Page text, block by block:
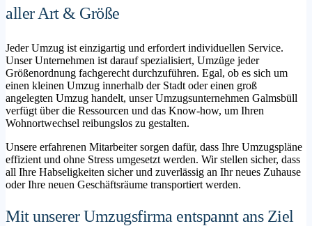
aller Art & Größe
Jeder Umzug ist einzigartig und erfordert individuellen Service.
Unser Unternehmen ist darauf spezialisiert, Umzüge jeder
Größenordnung fachgerecht durchzuführen. Egal, ob es sich um
einen kleinen Umzug innerhalb der Stadt oder einen groß
angelegten Umzug handelt, unser Umzugsunternehmen Galmsbüll
verfügt über die Ressourcen und das Know-how, um Ihren
Wohnortwechsel reibungslos zu gestalten.
Unsere erfahrenen Mitarbeiter sorgen dafür, dass Ihre Umzugspläne
effizient und ohne Stress umgesetzt werden. Wir stellen sicher, dass
all Ihre Habseligkeiten sicher und zuverlässig an Ihr neues Zuhause
oder Ihre neuen Geschäftsräume transportiert werden.
Mit unserer Umzugsfirma entspannt ans Ziel